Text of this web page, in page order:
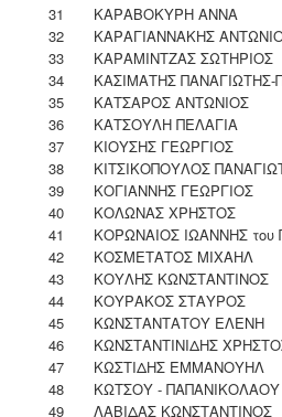
31
ΚΑΡΑΒΟΚΥΡΗ ΑΝΝΑ
32
ΚΑΡΑΓΙΑΝΝΑΚΗΣ
33
ΚΑΡΑΜΙΝΤΖΑΣ ΣΩΤΗΡΙΟΣ
34
ΚΑΣΙΜΑΤΗΣ
35
ΚΑΤΣΑΡΟΣ ΑΝΤΩΝΙΟΣ
36
ΚΑΤΣΟΥΛΗ ΠΕΛΑΓΙΑ
37
ΚΙΟΥΣΗΣ ΓΕΩΡΓΙΟΣ
38
ΚΙΤΣΙΚΟΠΟΥΛΟΣ
39
ΚΟΓΙΑΝΝΗΣ ΓΕΩΡΓΙΟΣ
40
ΚΟΛΩΝΑΣ ΧΡΗΣΤΟΣ
41
ΚΟΡΩΝΑΙΟΣ ΙΩΑΝΝΗΣ του
42
ΚΟΣΜΕΤΑΤΟΣ ΜΙΧΑΗΛ
43
ΚΟΥΛΗΣ ΚΩΝΣΤΑΝΤΙΝΟΣ
44
ΚΟΥΡΑΚΟΣ ΣΤΑΥΡΟΣ
45
ΚΩΝΣΤΑΝΤΑΤΟΥ ΕΛΕΝΗ
46
ΚΩΝΣΤΑΝΤΙΝΙΔΗΣ
47
ΚΩΣΤΙΔΗΣ ΕΜΜΑΝΟΥΗΛ
48
ΚΩΤΣΟΥ - ΠΑΠΑΝΙΚΟΛΑΟΥ
49
ΛΑΒΙΔΑΣ ΚΩΝΣΤΑΝΤΙΝΟΣ